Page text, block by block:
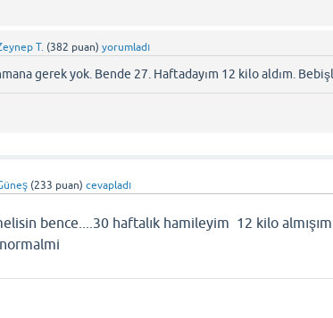
T. (382 puan) yorumladı
gerek yok. Bende 27. Haftadayım 12 kilo aldım.
(233 puan) cevapladı
bence....30 haftalık hamileyim 12 kilo